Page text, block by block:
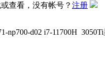
查看，没有帐号？ 注册
np700-d02 i7-11700H